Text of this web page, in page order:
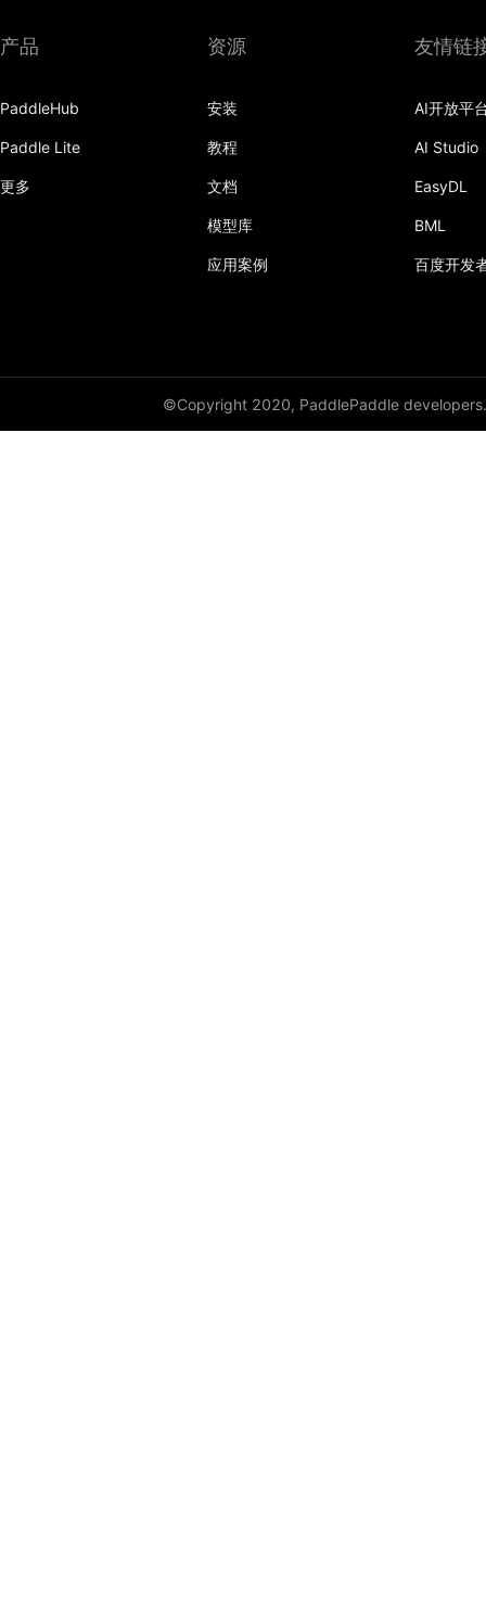
产品
PaddleHub
Paddle Lite
更多
资源
安装
教程
文档
模型库
应用案例
友情链
AI开放平
AI Studio
EasyDL
BML
百度开发
©Copyright 2020, PaddlePaddle developers.